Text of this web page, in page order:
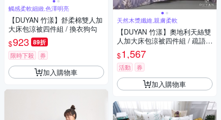
觸感柔軟細緻,色澤明亮
【DUYAN 竹漾】舒柔棉雙人加
大床包涼被四件組 / 換衣狗勾
$923 89折
限時下殺 券
加入購物車
天然木漿纖維,親膚柔軟
【DUYAN 竹漾】奧地利天絲雙
人加大床包涼被四件組 / 疏語岑
光 台灣製
$1,567
活動 券
加入購物車